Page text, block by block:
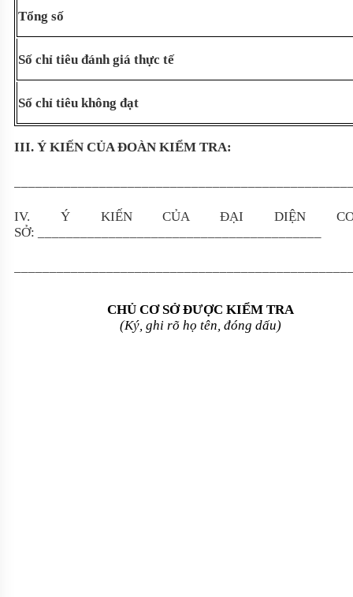
Tổng số
Số chỉ tiêu đánh giá thực tế
Số chỉ tiêu không đạt
III. Ý KIẾN CỦA ĐOÀN KIỂM TRA:
IV. Ý KIẾN CỦA ĐẠI DIỆN
SỞ: ________________________________________
CHỦ CƠ SỞ ĐƯỢC KIỂM TRA
(Ký, ghi rõ họ tên, đóng dấu)